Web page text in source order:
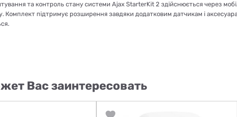
та контроль стану системи Ajax StarterKit 2 здійснюється через
Комплект підтримує розширення завдяки додатковим датчикам і
Вас заинтересовать